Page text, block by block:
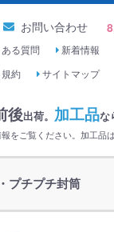
お問い合わせ
ある質問
新着情報
規約 サイトマップ
後出荷。 加工品な
ご覧ください。加工品
プチプチ封筒